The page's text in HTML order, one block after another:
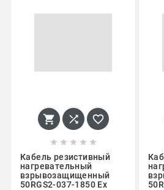
  
    
Кабель резистивный
нагревательный
взрывозащищенный
50RGS2-037-1850 Ex